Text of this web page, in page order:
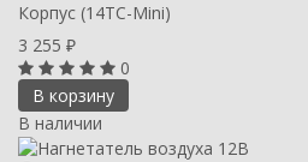
Корпус (14ТС-Mini)
3 255 ₽
0
В корзину
В наличии